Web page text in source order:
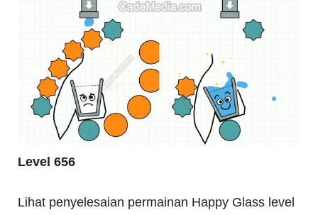
Level 656
Lihat penyelesaian permainan Happy Glass level